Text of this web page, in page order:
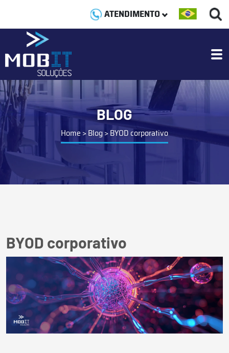
ATENDIMENTO
BLOG
Home > Blog> BYOD corporativo
BYOD corporativo